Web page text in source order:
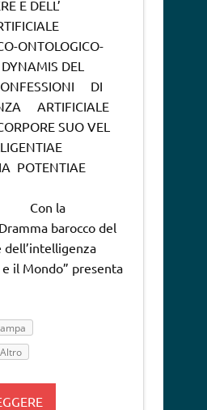
E DELL’
ONTOLOGICO-
DEL
DI
ARTIFICIALE
SUO VEL
POTENTIAE
Con la
barocco del
dell’intelligenza
e il Mondo” presenta
Altro